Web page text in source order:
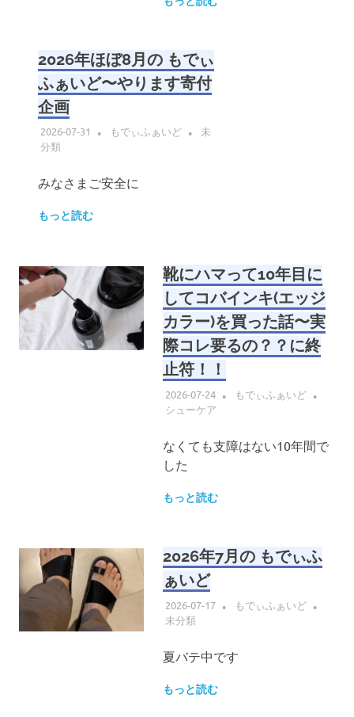
2026年ほぼ8月の もでぃ
ふぁいど〜やります寄付
企画
2026-07-31 もでぃふぁいど
未
分類
みなさまご安全に
もっと読む
靴にハマって10年目に
してコバインキ(エッジ
カラー)を買った話〜実
際コレ要るの？？に終
止符！！
2026-07-24
もでぃふぁいど
シューケア
なくても支障はない10年間で
した
もっと読む
2026年7月の もでぃふ
ぁいど
2026-07-17
もでぃふぁいど
未分類
夏バテ中です
もっと読む